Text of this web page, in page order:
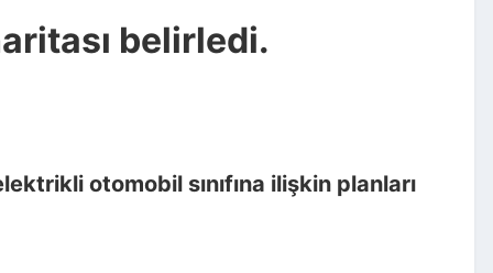
belirledi.
otomobil sınıfına ilişkin planları